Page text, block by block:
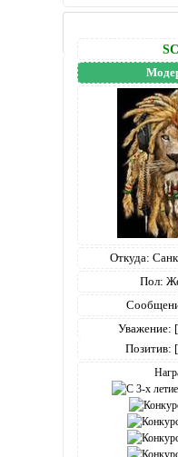
Откуда:
Пол:
Уважение:
Позитив: